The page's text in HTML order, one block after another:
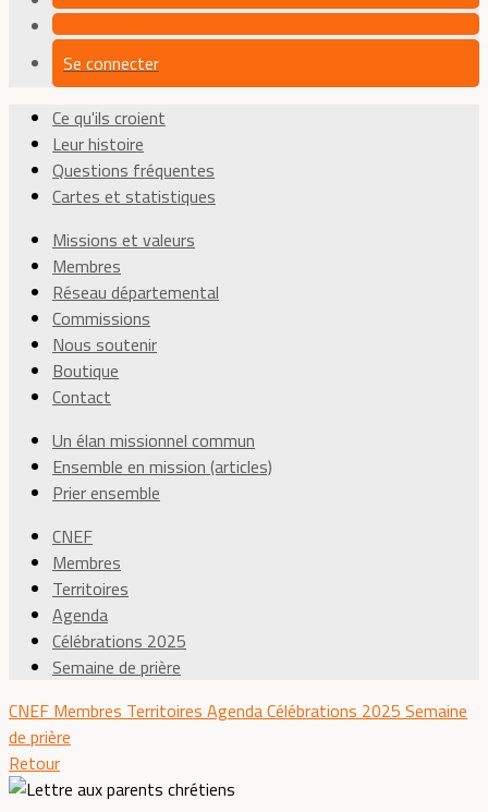
Se connecter
Ce qu'ils croient
Leur histoire
Questions fréquentes
Cartes et statistiques
Missions et valeurs
Membres
Réseau départemental
Commissions
Nous soutenir
Boutique
Contact
Un élan missionnel commun
Ensemble en mission (articles)
Prier ensemble
CNEF
Membres
Territoires
Agenda
Célébrations 2025
Semaine de prière
CNEF Membres Territoires AgendaCélébrations 2025 Semaine
de prière
Retour